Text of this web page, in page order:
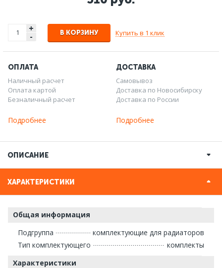
+
- В КОРЗИНУ Купить в 1 клик
ОПЛАТА
Наличный расчет
Оплата картой
Безналичный расчет
Подробнее
ДОСТАВКА
Самовывоз
Доставка по Новосибирску
Доставка по России
Подробнее
ОПИСАНИЕ
ХАРАКТЕРИСТИКИ
Общая информация
Подгруппа
комплектующие для радиаторов
Тип комплектующего
комплекты
Характеристики